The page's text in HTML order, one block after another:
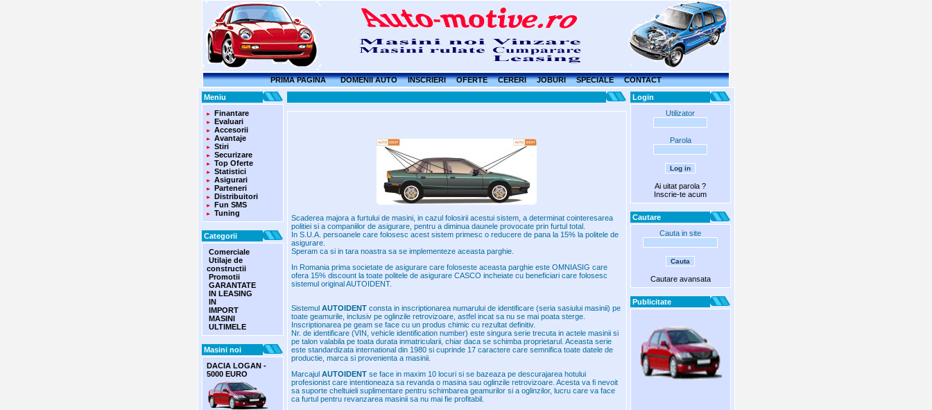
PRIMA PAGINA DOMENII AUTO INSCRIERI OFERTE CERERI JOBURI SPECIALE CONTACT
Meniu
Finantare
Evaluari
Accesorii
Avantaje
Stiri
Securizare
Top Oferte
Statistici
Asigurari
Parteneri
Distribuitori
Fun SMS
Tuning
Categorii
Comerciale
Utilaje de
constructii
Promotii
GARANTATE
IN LEASING
IN
IMPORT
MASINI
ULTIMELE
Masini noi
DACIA LOGAN -
5000 EURO
Scaderea majora a furtului de masini, in cazul folosirii acestui sistem, a determinat cointeresarea
politiei si a companiilor de asigurare, pentru a diminua daunele provocate prin furtul total.
In S.U.A. persoanele care folosesc acest sistem primesc o reducere de pana la 15% la politele de
asigurare.
Speram ca si in tara noastra sa se implementeze aceasta parghie.
In Romania prima societate de asigurare care foloseste aceasta parghie este OMNIASIG care
ofera 15% discount la toate politele de asigurare CASCO incheiate cu beneficiari care folosesc
sistemul original AUTOIDENT.
Sistemul AUTOIDENTconsta in inscriptionarea numarului de identificare (seria sasiului masinii) pe
toate geamurile, inclusiv pe oglinzile retrovizoare, astfel incat sa nu se mai poata sterge.
Inscriptionarea pe geam se face cu un produs chimic cu rezultat definitiv.
Nr. de identificare (VIN, vehicle identification number) este singura serie trecuta in actele masinii si
pe talon valabila pe toata durata inmatricularii, chiar daca se schimba proprietarul. Aceasta serie
este standardizata international din 1980 si cuprinde 17 caractere care semnifica toate datele de
productie, marca si provenienta a masinii.
Marcajul AUTOIDENTse face in maxim 10 locuri si se bazeaza pe descurajarea hotului
profesionist care intentioneaza sa revanda o masina sau oglinzile retrovizoare. Acesta va fi nevoit
sa suporte cheltuieli suplimentare pentru schimbarea geamurilor si a oglinzilor, lucru care va face
ca furtul pentru revanzarea masinii sa nu mai fie profitabil.
Login
Utilizator
Parola
Ai uitat parola ?
Inscrie-te acum
Cautare
Cauta in site
Cautare avansata
Publicitate